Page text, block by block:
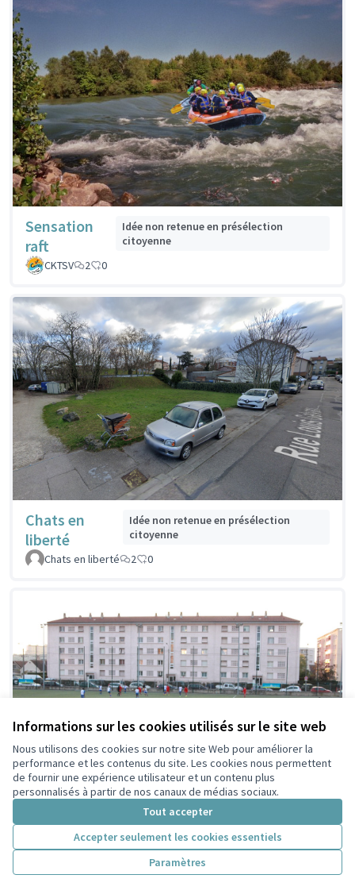
Informations sur les cookies utilisés sur le site web
Nous utilisons des cookies sur notre site Web pour améliorer la
performance et les contenus du site. Les cookies nous permettent
de fournir une expérience utilisateur et un contenu plus
personnalisés à partir de nos canaux de médias sociaux.
Tout accepter
Accepter seulement les cookies essentiels
Paramètres
Sensation
raft
Idée non retenue en présélection
citoyenne
CKTSV
2 0
Chats en
liberté
Idée non retenue en présélection
citoyenne
Chats en liberté
2 0
Réfection du stade
Séverine aux Brosses
Idée non retenue en
présélection citoyenne